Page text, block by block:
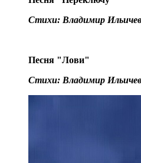
Стихи: Владимир
Песня "Лови"
Стихи: Владимир